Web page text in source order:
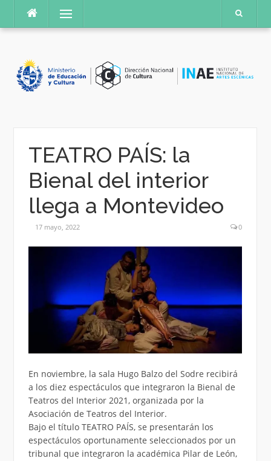
contenido
Menú
TEATRO PAÍS: la
Bienal del interior
llega a Montevideo
17 mayo, 2022 0
En noviembre, la sala Hugo Balzo del Sodre recibirá
a los diez espectáculos que integraron la Bienal de
Teatros del Interior 2021, organizada por la
Asociación de Teatros del Interior.
Bajo el título TEATRO PAÍS, se presentarán los
espectáculos oportunamente seleccionados por un
tribunal que integraron la académica Pilar de León,